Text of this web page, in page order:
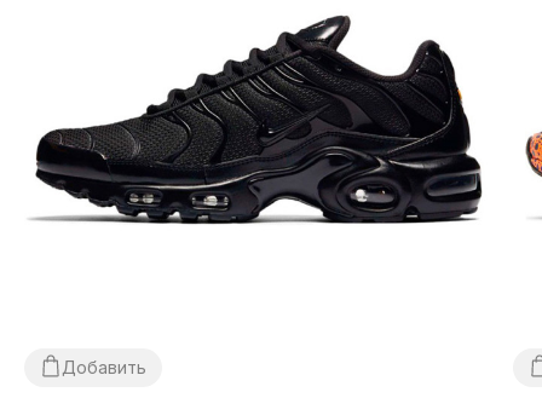
доставки нашего магазина 1–3 дня.Самовывоз не
предусмотрен! Оплата происходит после
обуви, иногда мы можем попросить о
незначительной предоплате(к примеру — товара нет в
наличии на нашем складе, но есть у партнеров).Если
Вам не подойдет что-либо, просто оставьте посылку и
не покупайте ее, это абсолютно бесплатно. Товар
Размерная сетка?
Добавить